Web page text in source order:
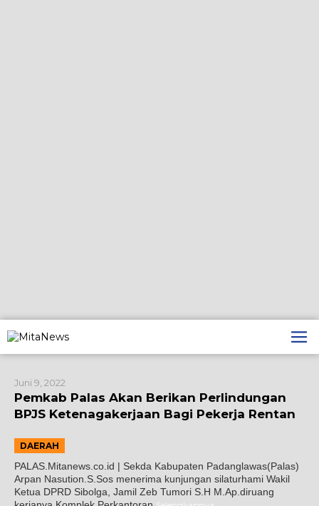
ke
konten
Juni 9, 2022
Pemkab Palas Akan Berikan Perlindungan
BPJS Ketenagakerjaan Bagi Pekerja Rentan
DAERAH
PALAS.Mitanews.co.id | Sekda Kabupaten Padanglawas(Palas)
Arpan Nasution.S.Sos menerima kunjungan silaturhami Wakil
Ketua DPRD Sibolga, Jamil Zeb Tumori S.H M.Ap.diruang